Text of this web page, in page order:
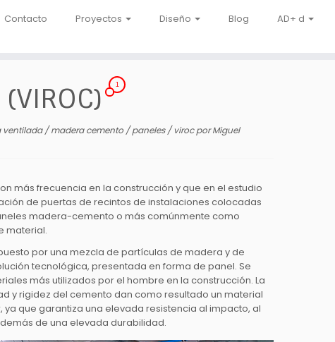
Contacto Proyectos Diseño Blog AD+ d
1
ventilada/madera cemento /paneles/virocporMiguel
más frecuencia en la construcción y que en el estudio
de puertas de recintos de instalaciones colocadas
madera-cemento o más comúnmente como
material.
por una mezcla de partículas de madera y de
tecnológica, presentada en forma de panel. Se
más utilizados por el hombre en la construcción. La
y rigidez del cemento dan como resultado un material
que garantiza una elevada resistencia al impacto, al
de una elevada durabilidad.